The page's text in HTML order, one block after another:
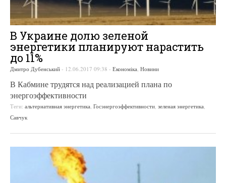
В Украине долю зеленой
энергетики планируют нарастить
до 11%
Дмитро Дубенський - 12.06.2017 09:38 - Економіка, Новини
В Кабмине трудятся над реализацией плана по
энергоэффективности
Теги: альтернативная энергетика, Госэнергоэффективности, зеленая энергетика,
Савчук